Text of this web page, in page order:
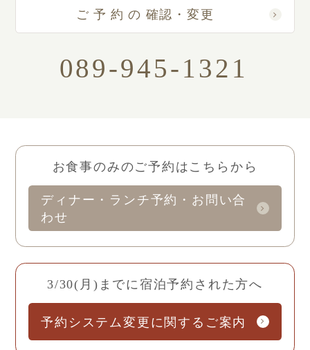
ご予約の 確認・変更
089-945-1321
お食事のみのご予約はこちらから
ディナー・ランチ予約・お問い合
わせ
3/30(月)までに宿泊予約された方へ
予約システム変更に関するご案内